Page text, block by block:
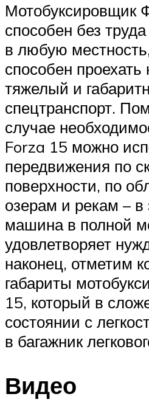
Мотобуксировщик
способен без
в любую
способен проехать
тяжелый и
спецтранспорт.
случае
Forza 15 можно
передвижения по
поверхности, по
озерам и рекам – в
машина в полной
удовлетворяет
наконец, отметим
габариты
15, который в
состоянии с
в багажник
Видео